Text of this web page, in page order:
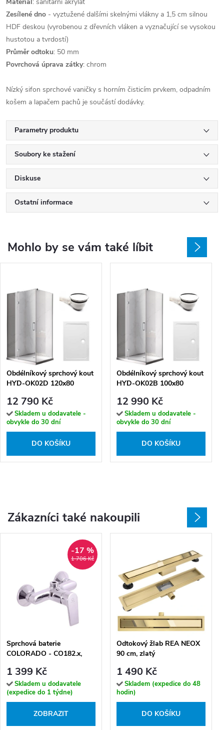
Zesílené dno - vyztužené dalšími skelnými vlákny a 1,5 cm silnou
HDF deskou (vyrobenou z dřevních vláken a vyznačující se vysokou
hustotou a tvrdostí)
Průměr odtoku: 50 mm
Povrchová úprava zátky: chrom
Nízký sifon sprchové vaničky s horním čisticím prvkem, odpadním
košem a lapačem pachů je součástí dodávky.
Parametry produktu
Soubory ke stažení
Diskuse
Ostatní informace
Mohlo by se vám také líbit
Obdélníkový sprchový kout
HYD-OK02D 120x80
vanička HYD-OSV-ST03C
bílá
12 790 Kč
Skladem u dodavatele -
obvykle do 30 dní
DO KOŠÍKU
Obdélníkový sprchový kout
HYD-OK02B 100x80
vanička HYD-OSV-ST03A
bílá
12 990 Kč
Skladem u dodavatele -
obvykle do 30 dní
DO KOŠÍKU
Zákazníci také nakoupili
1 706 Kč
-17 %
Sprchová baterie
COLORADO - CO182.x,
1 399 Kč
Skladem u dodavatele
(expedice do 1 týdne)
ZOBRAZIT
Odtokový žlab REA NEOX
90 cm, zlatý
1 490 Kč
Skladem (expedice do 48
hodin)
DO KOŠÍKU